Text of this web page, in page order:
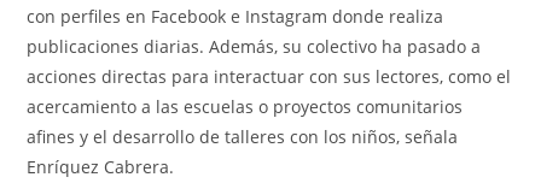
con perfiles en Facebook e Instagram donde realiza
publicaciones diarias. Además, su colectivo ha pasado a
acciones directas para interactuar con sus lectores, como el
acercamiento a las escuelas o proyectos comunitarios
afines y el desarrollo de talleres con los niños, señala
Enríquez Cabrera.